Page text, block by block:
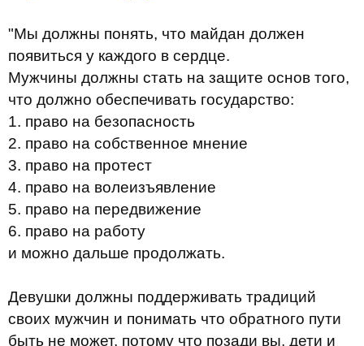
"Мы должны понять, что майдан должен
появиться у каждого в сердце.
Мужчины должны стать на защите основ того,
что должно обеспечивать государство:
1. право на безопасность
2. право на собственное мнение
3. право на протест
4. право на волеизъявление
5. право на передвижение
6. право на работу
и можно дальше продолжать.
Девушки должны поддерживать традиций
своих мужчин и понимать что обратного пути
быть не может, потому что позади вы, дети и